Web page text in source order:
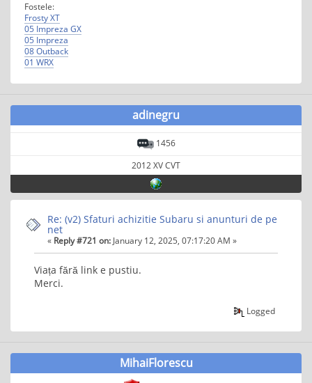
Fostele:
Frosty XT
05 Impreza GX
05 Impreza
08 Outback
01 WRX
adinegru
1456
2012 XV CVT
Re: (v2) Sfaturi achizitie Subaru si anunturi de pe
net
« Reply #721 on: January 12, 2025, 07:17:20 AM »
Viața fără link e pustiu.
Merci.
Logged
MihaiFlorescu